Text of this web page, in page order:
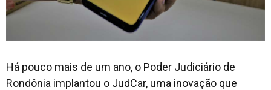
Há pouco mais de um ano, o Poder Judiciário de
Rondônia implantou o JudCar, uma inovação que